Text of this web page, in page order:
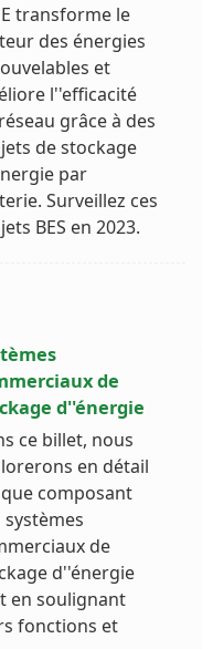
transforme le
des énergies
et
l''efficacité
grâce à des
de stockage
par
Surveillez ces
BES en 2023.
de
d''énergie
ce billet, nous
en détail
composant
systèmes
de
d''énergie
en soulignant
fonctions et